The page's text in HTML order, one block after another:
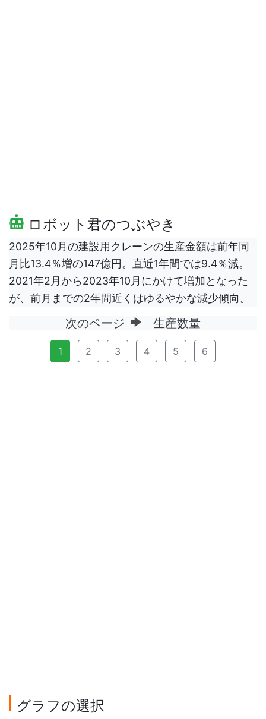
ロボット君のつぶやき
2025年10月の建設用クレーンの生産金額は前年同
月比13.4％増の147億円。直近1年間では9.4％減。
2021年2月から2023年10月にかけて増加となった
が、前月までの2年間近くはゆるやかな減少傾向。
次のページ 生産数量
1 2 3 4 5 6
グラフの選択